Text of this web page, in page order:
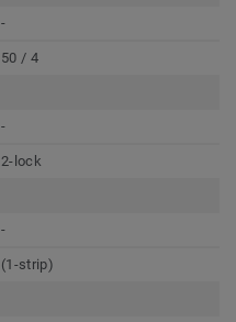
-
50 / 4
-
2-lock
-
(1-strip)